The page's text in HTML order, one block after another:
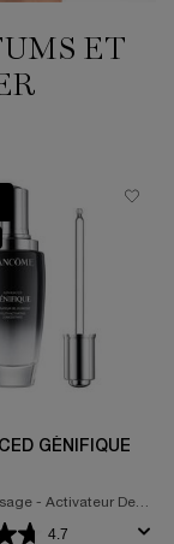
ET
GÉNIFIQUE
- Activateur De
Jeunesse
4.7